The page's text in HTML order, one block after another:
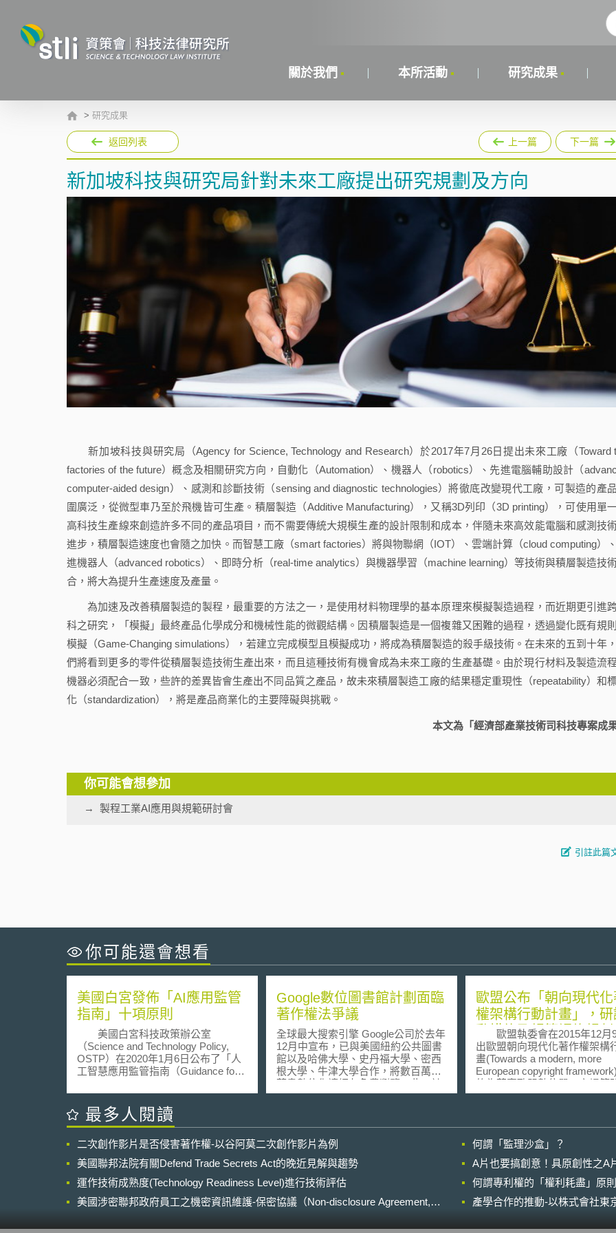
關於我們 本所活動 研究成果
> 研究成果
返回列表 上一篇 下一篇
新加坡科技與研究局針對未來工廠提出研究規劃及方向
新加坡科技與研究局（Agency for Science, Technology and Research）於2017年7月26日提出未來工廠（Toward
factories of the future）概念及相關研究方向，自動化（Automation）、機器人（robotics）、先進電腦輔助設計（
computer-aided design）、感測和診斷技術（sensing and diagnostic technologies）將徹底改變現代工廠，可製造的產
圍廣泛，從微型車乃至於飛機皆可生產。積層製造（Additive Manufacturing），又稱3D列印（3D printing），可使用單
高科技生產線來創造許多不同的產品項目，而不需要傳統大規模生產的設計限制和成本，伴隨未來高效能電腦和感測技
進步，積層製造速度也會隨之加快。而智慧工廠（smart factories）將與物聯網（IOT）、雲端計算（cloud computing）
進機器人（advanced robotics）、即時分析（real-time analytics）與機器學習（machine learning）等技術與積層製造技
合，將大為提升生產速度及產量。
為加速及改善積層製造的製程，最重要的方法之一，是使用材料物理學的基本原理來模擬製造過程，而近期更引進
科之研究，「模擬」最終產品化學成分和機械性能的微觀結構。因積層製造是一個複雜又困難的過程，透過變化既有規
模擬（Game-Changing simulations），若建立完成模型且模擬成功，將成為積層製造的殺手級技術。在未來的五到十年
們將看到更多的零件從積層製造技術生產出來，而且這種技術有機會成為未來工廠的生產基礎。由於現行材料及製造流
機器必須配合一致，些許的差異皆會生產出不同品質之產品，故未來積層製造工廠的結果穩定重現性（repeatability）和
化（standardization），將是產品商業化的主要障礙與挑戰。
本文為「經濟部產業技術司科技專案成果
你可能會想參加
製程工業AI應用與規範研討會
引註此篇
你可能還會想看
美國白宮發佈「AI應用監管
指南」十項原則
美國白宮科技政策辦公室
（Science and Technology Policy,
OSTP）在2020年1月6日公布了「人
工智慧應用監管指南（Guidance for
Applications）」，提出人工智慧
（AI）監管的十項原則，此份指南以
聯邦機構備忘錄（Memorandum for
and Agencies）的形式呈現，要求政
府機關未來在起草AI監管相關法案
時，必須遵守這些原則。此舉是根據
美國總統川普在去（2019）年所簽署
的行政命令「美國AI倡議」
（American AI Initiative）所啟動的AI
Google數位圖書館計劃面臨
著作權法爭議
全球最大搜索引擎 Google公司於去年
12月中宣布，已與美國紐約公共圖書
館以及哈佛大學、史丹福大學、密西
根大學、牛津大學合作，將數百萬冊
藏書數位化讓網友免費瀏覽。此一計
畫預計花十年時間建構，在2015年啟
圖書數位化牽涉著作權爭議，因此由
125家非營利學術出版機構組成的美
國大學出版協會(AAUP)已針對若干疑
點去函，希望Google能釐清著作權法
上之疑慮，以利整體計劃之推動。
AAUP所持最重要依據係美國著
歐盟公布「朝向現代
權架構行動計畫」，研
動措施及規範調修規劃
歐盟執委會在2015年12月
出歐盟朝向現代化著作權架構
畫(Towards a modern, more
European copyright
的為落實歐盟數位單一市場策略
(Digital Single Market
務: 歐盟已針對線上服務內容如
遊戲等，提出草案，未來將允
服務內容可以跨境取得，不受
之限制，範圍僅限於歐盟會員
區。歐盟亦將利用創意歐洲計
鼓勵創意產業發展，增加更多
最多人閱讀
二次創作影片是否侵害著作權-以谷阿莫二次創作影片為例
何謂「監理沙盒」？
美國聯邦法院有關Defend Trade Secrets Act的晚近見解與趨勢
A片也要搞創意！具原創性之A
運作技術成熟度(Technology Readiness Level)進行技術評估
何謂專利權的「權利耗盡」原
美國涉密聯邦政府員工之機密資訊維護-保密協議（Non-disclosure Agreement,
產學合作的推動-以株式會社東